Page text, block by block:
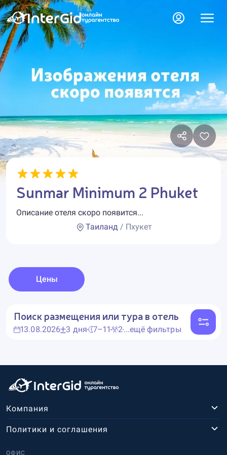
Sunmar Minimum 2 Phuket
Описание отеля скоро появится...
Таиланд / Пхукет
Цены
Поиск размещения или тура в отель
13.08.2026 3 дня 7–11 2...ещё фильтры
Компания
ОФИС
Политики и соглашения